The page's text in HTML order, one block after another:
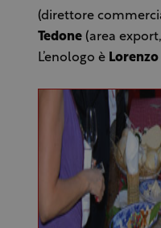
(direttore
Tedone(area
L’enologo è